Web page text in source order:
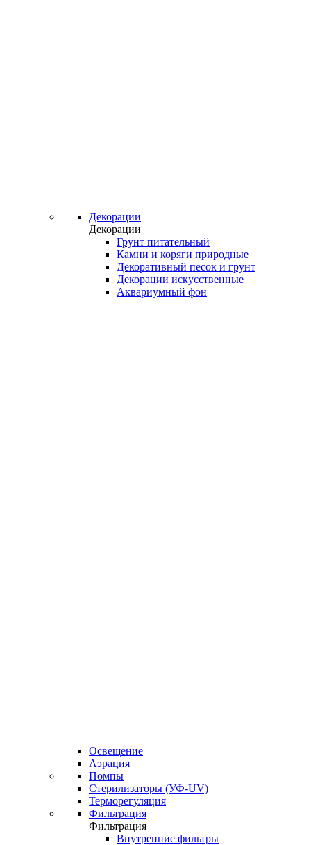
Декорации
Декорации
Грунт питательный
Камни и коряги природные
Декоративный песок и грунт
Декорации искусственные
Аквариумный фон
Освещение
Аэрация
Помпы
Стерилизаторы (УФ-UV)
Терморегуляция
Фильтрация
Фильтрация
Внутренние фильтры